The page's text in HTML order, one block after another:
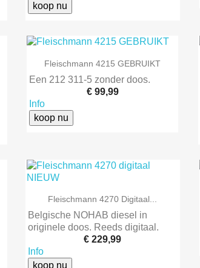
koop nu
 Snel bekijken
Fleischmann 4215 GEBRUIKT
Een 212 311-5 zonder doos.
€ 99,99
Info
koop nu
 Snel bekijken
Fleischmann 4270 Digitaal...
Belgische NOHAB diesel in
originele doos. Reeds digitaal.
€ 229,99
Info
koop nu